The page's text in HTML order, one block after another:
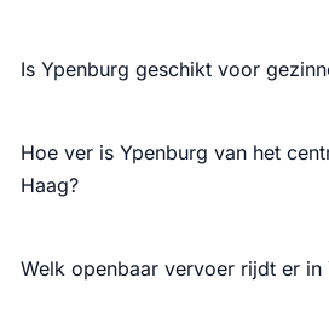
Is Ypenburg geschikt voor
Hoe ver is Ypenburg van het
Haag?
Welk openbaar vervoer rijdt er in